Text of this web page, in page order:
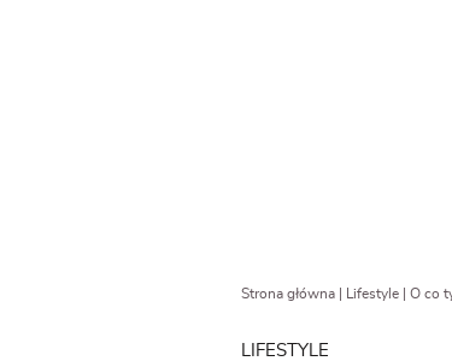
Strona główna| Lifestyle| O co
LIFESTYLE